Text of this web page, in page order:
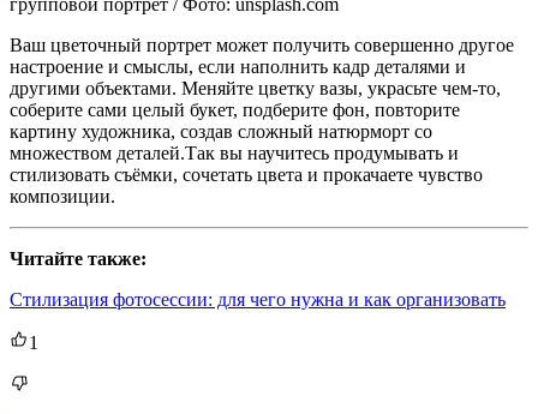
групповой портрет / Фото: unsplash.com
Ваш цветочный портрет может получить совершенно другое
настроение и смыслы, если наполнить кадр деталями и
другими объектами. Меняйте цветку вазы, украсьте чем-то,
соберите сами целый букет, подберите фон, повторите
картину художника, создав сложный натюрморт со
множеством деталей.Так вы научитесь продумывать и
стилизовать съёмки, сочетать цвета и прокачаете чувство
композиции.
Читайте также:
Стилизация фотосессии: для чего нужна и как организовать
1